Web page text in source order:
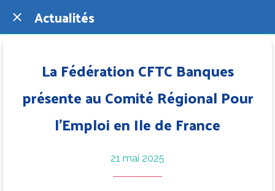
Actualités
La Fédération CFTC Banques
présente au Comité Régional Pour
l’Emploi en Ile de France
21 mai 2025